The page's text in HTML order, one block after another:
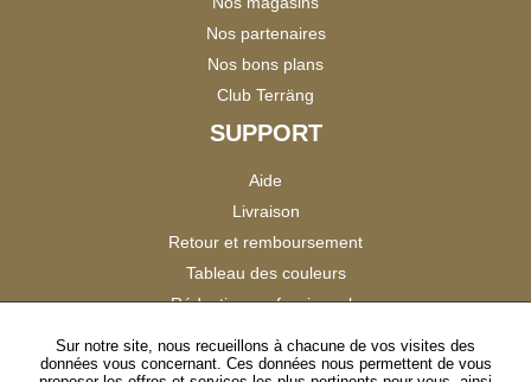
Nos partenaires
Nos bons plans
Club Terräng
SUPPORT
Aide
Livraison
Retour et remboursement
Tableau des couleurs
Réduction professionnels
Catalogues
Satisfaction Clients
Sur notre site, nous recueillons à chacune de vos visites des
données vous concernant. Ces données nous permettent de vous